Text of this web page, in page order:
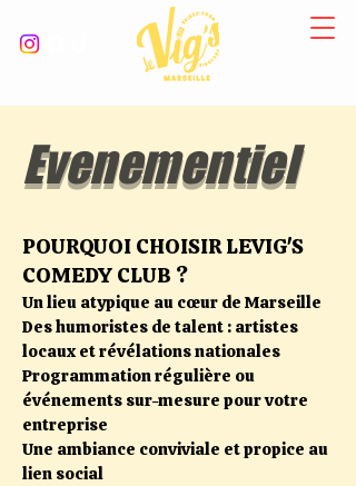
Evenementiel
POURQUOI CHOISIR LEVIG'S
COMEDY CLUB ?
Un lieu atypique au cœur de Marseille
Des humoristes de talent : artistes
locaux et révélations nationales
Programmation régulière ou
événements sur-mesure pour votre
entreprise
Une ambiance conviviale et propice au
lien social